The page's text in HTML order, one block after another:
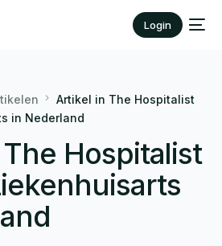
Login
Artikel in The Hospitalist
in Nederland
Hospitalist